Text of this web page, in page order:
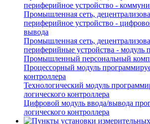
периферийное устройство -
Промышленная сеть,
периферийное устройство -
вывода
Промышленная сеть,
периферийные устройства - модуль
Промышленный персональный
Процессорный модуль
контроллера
Технологический модуль
логического контроллера
Цифровой модуль ввода/вывода
логического контроллера